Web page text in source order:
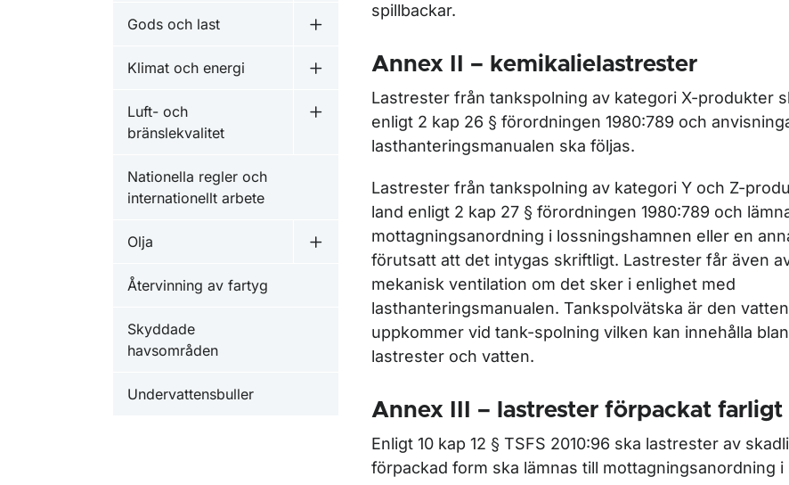
Gods och last
Undermeny för Gods och last
Klimat och energi
Undermeny för Klimat och energi
Luft- och
bränslekvalitet
Undermeny för Luft- och bränslekvalitet
Nationella regler och
internationellt arbete
Olja
Undermeny för Olja
Återvinning av fartyg
Skyddade
havsområden
Undervattensbuller
spillbackar.
Annex II – kemikalielastrester
Lastrester från tankspolning av kategori X-produkter
enligt 2 kap 26 § förordningen 1980:789 och
lasthanteringsmanualen ska följas.
Lastrester från tankspolning av kategori Y och Z-
land enligt 2 kap 27 § förordningen 1980:789 och
mottagningsanordning i lossningshamnen eller en
förutsatt att det intygas skriftligt. Lastrester får även
mekanisk ventilation om det sker i enlighet med
lasthanteringsmanualen. Tankspolvätska är den
uppkommer vid tank-spolning vilken kan innehålla
lastrester och vatten.
Annex III – lastrester förpackat farligt
Enligt 10 kap 12 § TSFS 2010:96 ska lastrester av
förpackad form ska lämnas till mottagningsanordning i